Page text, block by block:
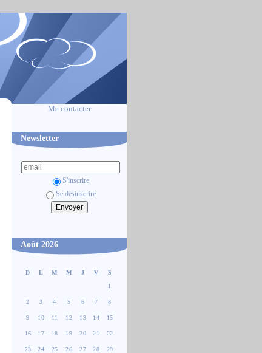
Me contacter
Newsletter
S'inscrire
Se désinscrire
Août 2026
D L M M J V
S
1
2 3 4 5 6 7 8
9 10 11 12 13 14 15
16 17 18 19 20 21 22
23 24 25 26 27 28 29